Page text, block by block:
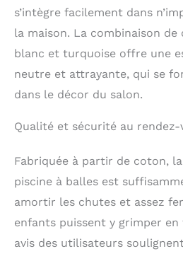
s’intègre facilement dans
la maison. La combinaison
blanc et turquoise offre une
neutre et attrayante, qui se
dans le décor du salon.
Qualité et sécurité au rendez-
Fabriquée à partir de coton,
piscine à balles est
amortir les chutes et assez
enfants puissent y grimper
avis des utilisateurs